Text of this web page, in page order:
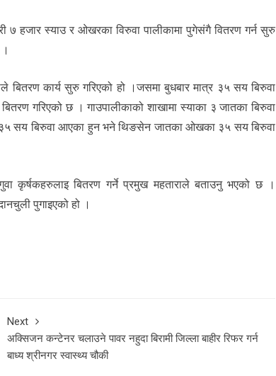
७ हजार स्याउ र ओखरका विरुवा पालीकामा पुगेसंगै वितरण गर्न सुरु
बितरण कार्य सुरु गरिएको हो ।जसमा बुधबार मात्र ३५ सय बिरुवा
गरिएको छ । गाउपालीकाको शाखामा स्याका ३ जातका बिरुवा
सय बिरुवा आएका हुन भने थिङसेन जातका ओखका ३५ सय बिरुवा
कृर्षकहरुलाइ बितरण गर्ने प्रमुख महताराले बताउनु भएको छ ।
पुगाइएको हो ।
Next
अक्सिजन कन्टेनर चलाउने पावर नहुदा बिरामी जिल्ला बाहीर रिफर गर्न
बाध्य श्रीनगर स्वास्थ्य चौकी